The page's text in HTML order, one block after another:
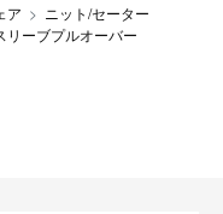
ア
ニット/セーター
リーブプルオーバー